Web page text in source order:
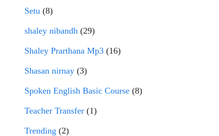
Setu (8)
shaley nibandh (29)
Shaley Prarthana Mp3 (16)
Shasan nirnay (3)
Spoken English Basic Course (8)
Teacher Transfer (1)
Trending (2)